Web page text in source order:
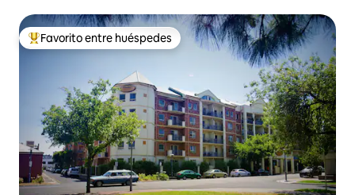
De los mejores en Favorito entre huéspedes
Favorito entre huéspedes